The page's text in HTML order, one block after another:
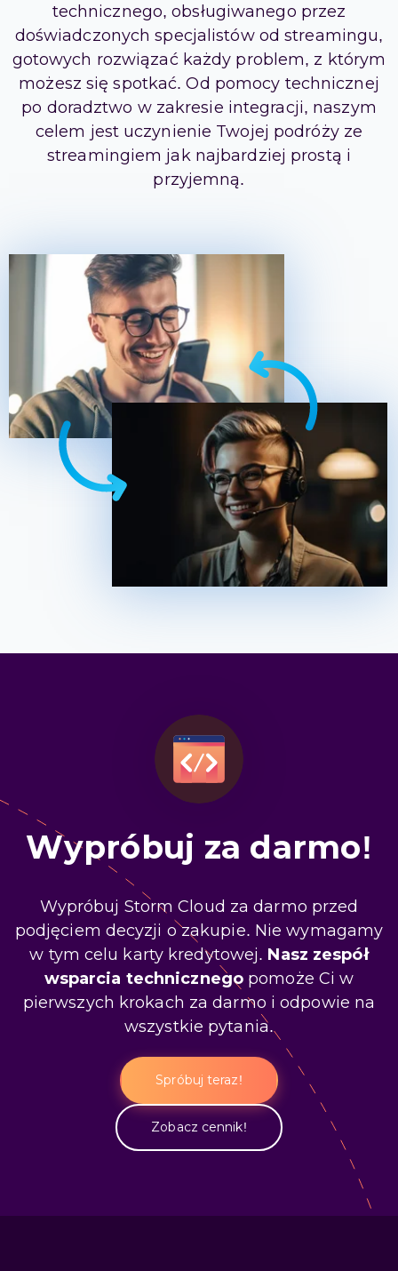
technicznego, obsługiwanego przez
doświadczonych specjalistów od streamingu,
gotowych rozwiązać każdy problem, z którym
możesz się spotkać. Od pomocy technicznej
po doradztwo w zakresie integracji, naszym
celem jest uczynienie Twojej podróży ze
streamingiem jak najbardziej prostą i
przyjemną.
Wypróbuj za darmo!
Wypróbuj Storm Cloud za darmo przed
podjęciem decyzji o zakupie. Nie wymagamy
w tym celu karty kredytowej. Nasz zespół
wsparcia technicznegopomoże Ci w
pierwszych krokach za darmo i odpowie na
wszystkie pytania.
Spróbuj teraz!
Zobacz cennik!